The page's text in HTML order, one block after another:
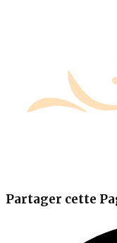
Partager cette